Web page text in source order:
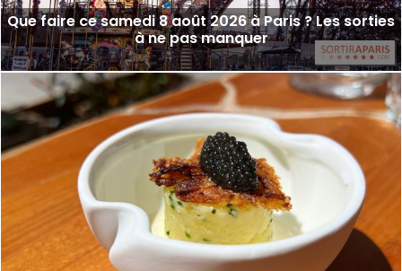
Que faire ce samedi 8 août 2026 à Paris ? Les sorties
à ne pas manquer